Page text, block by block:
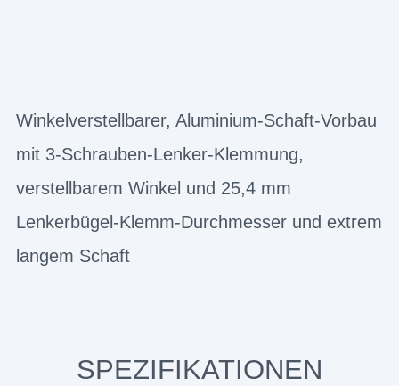
Winkelverstellbarer, Aluminium-Schaft-Vorbau
mit 3-Schrauben-Lenker-Klemmung,
verstellbarem Winkel und 25,4 mm
Lenkerbügel-Klemm-Durchmesser und extrem
langem Schaft
SPEZIFIKATIONEN